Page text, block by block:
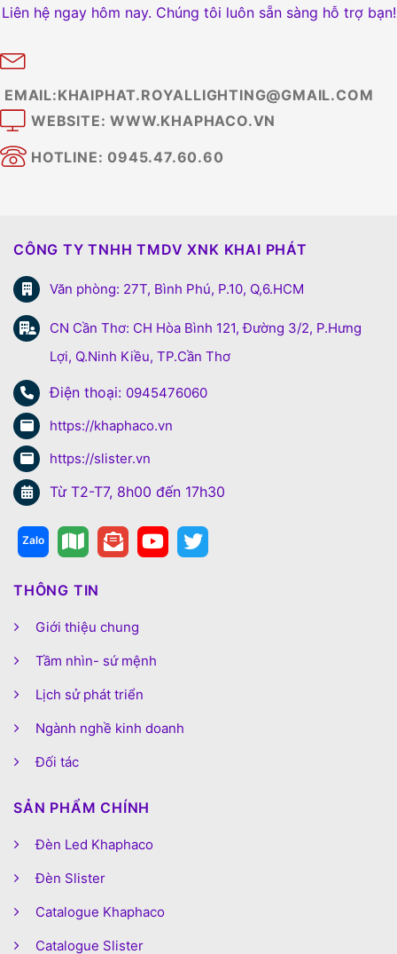
Liên hệ ngay hôm nay. Chúng tôi luôn sẵn sàng hỗ trợ bạn!
EMAIL:KHAIPHAT.ROYALLIGHTING@GMAIL.COM
WEBSITE: WWW.KHAPHACO.VN
HOTLINE: 0945.47.60.60
CÔNG TY TNHH TMDV XNK KHAI PHÁT
Văn phòng: 27T, Bình Phú, P.10, Q,6.HCM
CN Cần Thơ: CH Hòa Bình 121, Đường 3/2, P.Hưng
Lợi, Q.Ninh Kiều, TP.Cần Thơ
Điện thoại: 0945476060
https://khaphaco.vn
https://slister.vn
Từ T2-T7, 8h00 đến 17h30
THÔNG TIN
Giới thiệu chung
Tầm nhìn- sứ mệnh
Lịch sử phát triển
Ngành nghề kinh doanh
Đối tác
SẢN PHẨM CHÍNH
Đèn Led Khaphaco
Đèn Slister
Catalogue Khaphaco
Catalogue Slister